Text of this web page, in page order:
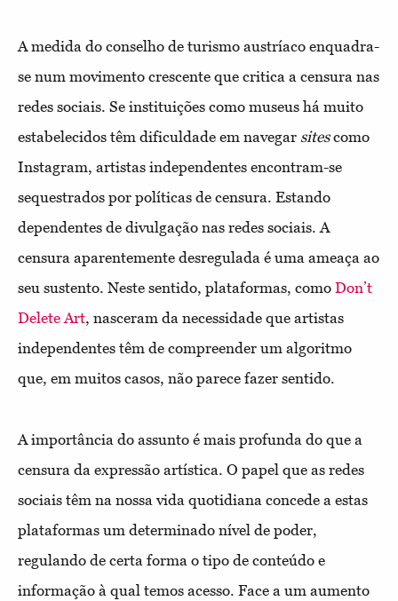
A medida do conselho de turismo austríaco enquadra-
se num movimento crescente que critica a censura nas
redes sociais. Se instituições como museus há muito
estabelecidos têm dificuldade em navegar sitescomo
Instagram, artistas independentes encontram-se
sequestrados por políticas de censura. Estando
dependentes de divulgação nas redes sociais. A
censura aparentemente desregulada é uma ameaça ao
seu sustento. Neste sentido, plataformas, como Don’t
Delete Art, nasceram da necessidade que artistas
independentes têm de compreender um algoritmo
que, em muitos casos, não parece fazer sentido.
A importância do assunto é mais profunda do que a
censura da expressão artística. O papel que as redes
sociais têm na nossa vida quotidiana concede a estas
plataformas um determinado nível de poder,
regulando de certa forma o tipo de conteúdo e
informação à qual temos acesso. Face a um aumento